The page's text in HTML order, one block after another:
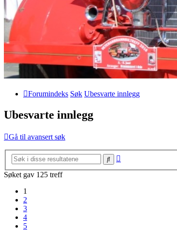
Forumindeks Søk Ubesvarte innlegg
Ubesvarte innlegg
Gå til avansert søk
Søk
Søket gav 125 treff
1
2
3
4
5